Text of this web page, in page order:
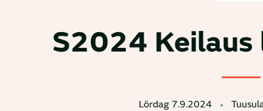
S2024
Lördag 7.9.2024